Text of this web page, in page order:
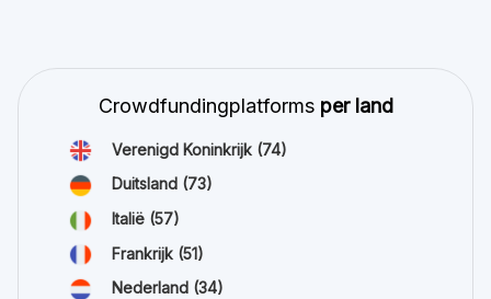
Crowdfundingplatforms per land
Verenigd Koninkrijk (74)
Duitsland (73)
Italië (57)
Frankrijk (51)
Nederland (34)